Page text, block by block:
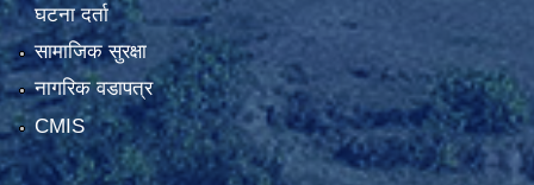
घटना दर्ता
सामाजिक सुरक्षा
नागरिक वडापत्र
CMIS